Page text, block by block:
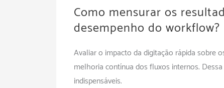
Como mensurar os
desempenho do workflow?
Avaliar o impacto da digitação rápida sobre
melhoria contínua dos fluxos internos.
indispensáveis.